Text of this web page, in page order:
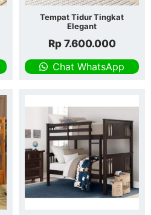
Tempat Tidur Tingkat
Elegant
Rp7.600.000
Chat WhatsApp